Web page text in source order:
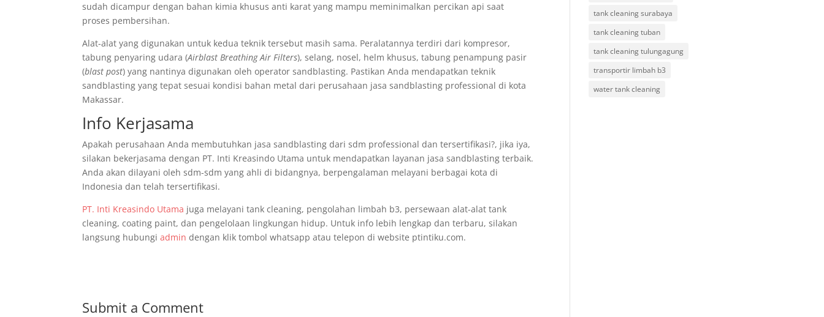
sudah dicampur dengan bahan kimia khusus anti karat yang mampu meminimalkan percikan api saat
proses pembersihan.
Alat-alat yang digunakan untuk kedua teknik tersebut masih sama. Peralatannya terdiri dari kompresor,
tabung penyaring udara (Airblast Breathing Air Filters), selang, nosel, helm khusus, tabung penampung pasir
(blast post) yang nantinya digunakan oleh operator sandblasting. Pastikan Anda mendapatkan teknik
sandblasting yang tepat sesuai kondisi bahan metal dari perusahaan jasa sandblasting professional di kota
Makassar.
Info Kerjasama
Apakah perusahaan Anda membutuhkan jasa sandblasting dari sdm professional dan tersertifikasi?, jika iya,
silakan bekerjasama dengan PT. Inti Kreasindo Utama untuk mendapatkan layanan jasa sandblasting terbaik.
Anda akan dilayani oleh sdm-sdm yang ahli di bidangnya, berpengalaman melayani berbagai kota di
Indonesia dan telah tersertifikasi.
PT. Inti Kreasindo Utama juga melayani tank cleaning, pengolahan limbah b3, persewaan alat-alat tank
cleaning, coating paint, dan pengelolaan lingkungan hidup. Untuk info lebih lengkap dan terbaru, silakan
langsung hubungiadmin dengan klik tombol whatsapp atau telepon di website ptintiku.com.
Submit a Comment
tank cleaning surabaya
tank cleaning tuban
tank cleaning tulungagung
transportir limbah b3
water tank cleaning